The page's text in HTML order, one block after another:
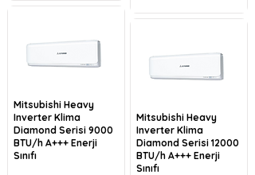
Mitsubishi Heavy
Inverter Klima
Diamond Serisi 9000
BTU/h A+++ Enerji
Sınıfı
Mitsubishi Heavy
Inverter Klima
Diamond Serisi 12000
BTU/h A+++ Enerji
Sınıfı